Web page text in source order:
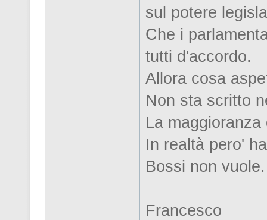
sul potere
Che i
tutti d'accordo.
Allora cosa
Non sta scritto
La
In realtà pero'
Bossi non vuole.
Francesco